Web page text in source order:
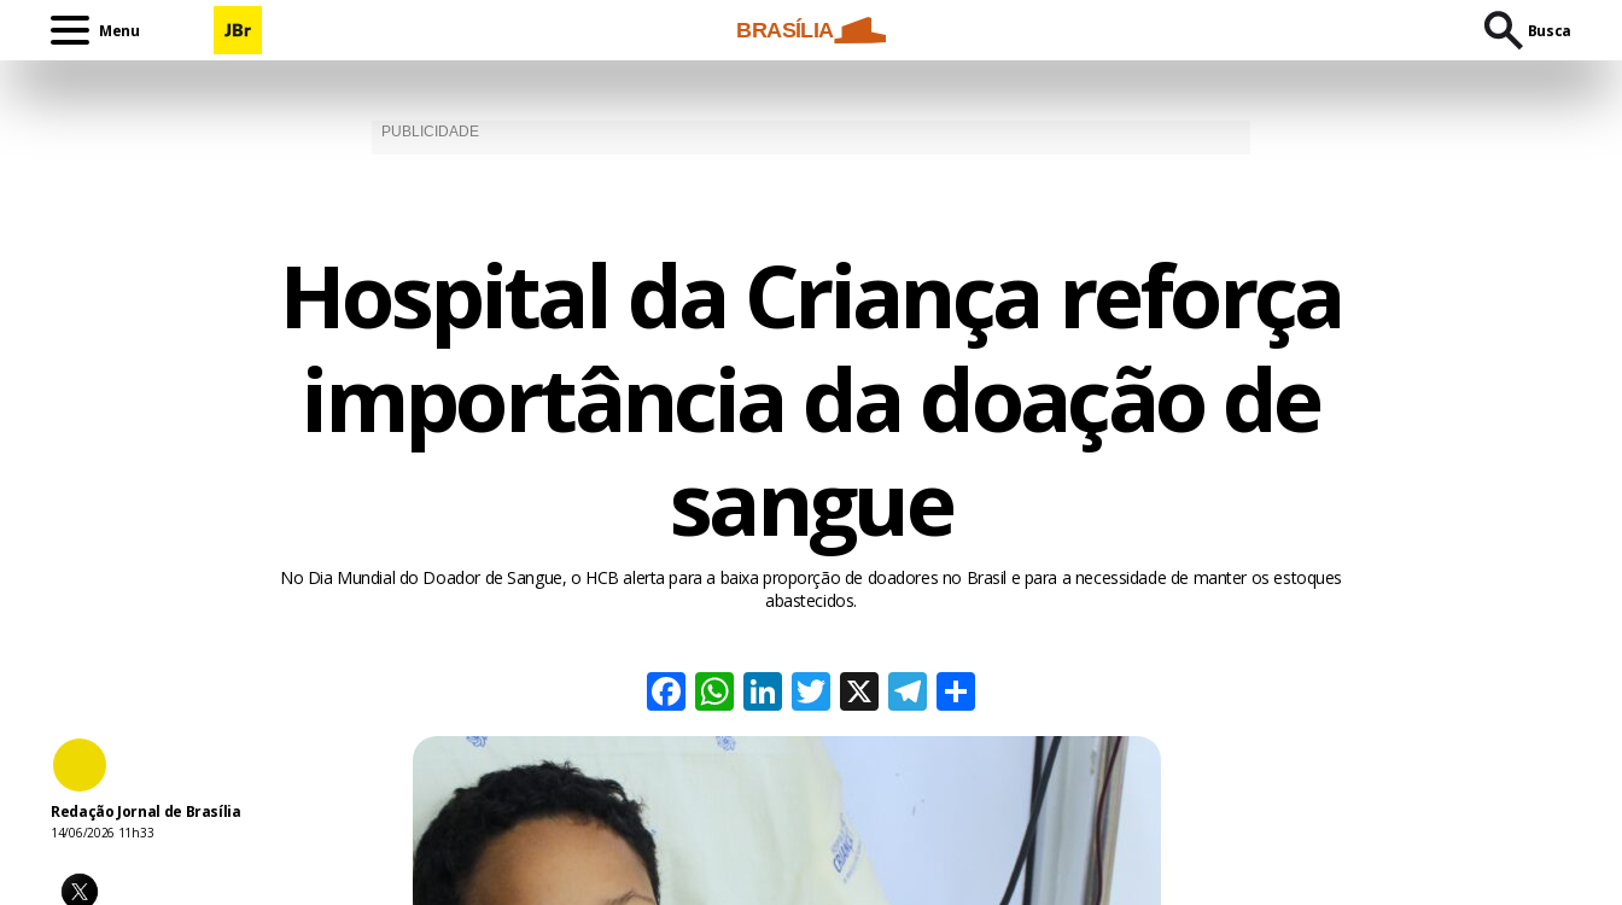
Menu BRASÍLIA Busca
Hospital da Criança reforça
importância da doação de
sangue
No Dia Mundial do Doador de Sangue, o HCB alerta para a baixa proporção de doadores no Brasil e para a necessidade de manter os estoques
abastecidos.
Facebook
WhatsApp
LinkedIn
Twitter
X Telegram
Redação Jornal de Brasília
14/06/2026 11h33